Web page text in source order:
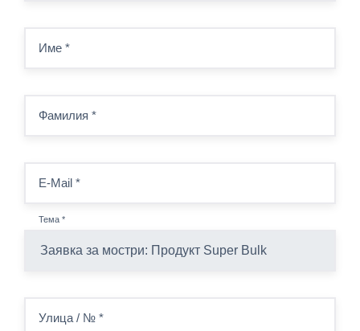
Име *
Фамилия *
E-Mail *
Тема *
Улица / № *